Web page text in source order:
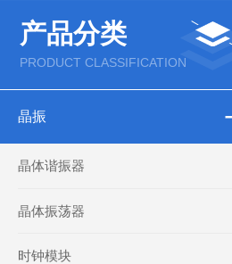
产品分类
PRODUCT CLASSIFICATION
晶振
晶体谐振器
晶体振荡器
时钟模块